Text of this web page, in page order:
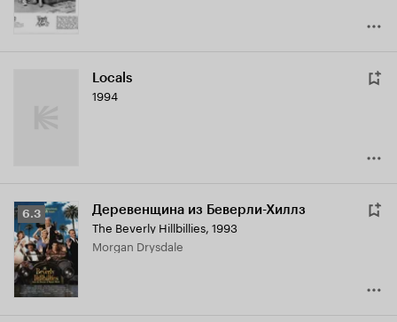
Locals
1994
Рейтинг
Кинопоиска
6.3
6.3 Деревенщина из Беверли-Хиллз
The Beverly Hillbillies, 1993
Morgan Drysdale